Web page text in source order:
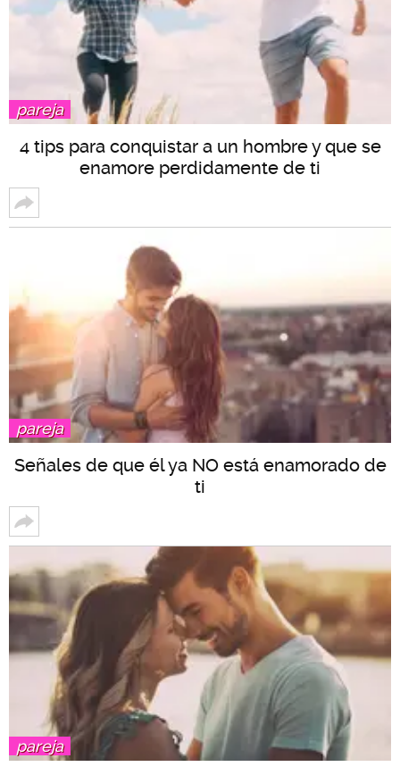
pareja
4 tips para conquistar a un hombre y que se
enamore perdidamente de ti
pareja
Señales de que él ya NO está enamorado de
ti
pareja